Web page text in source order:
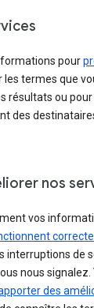
pour
termes que
résultats ou
des
nos
vos
interruptions de
nous
des